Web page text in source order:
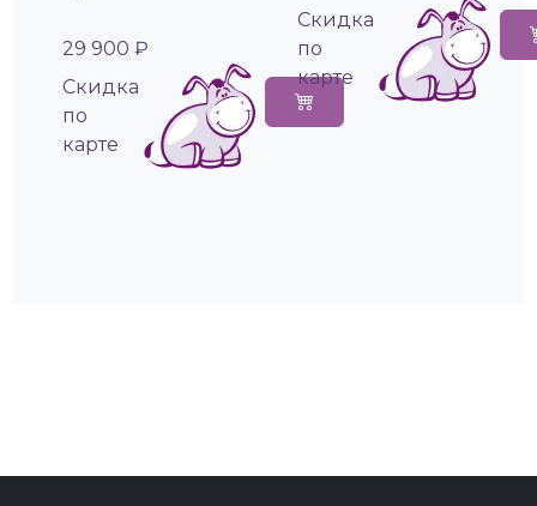
29 900 ₽
Cкидка
по
карте
Cкидка
по
карте